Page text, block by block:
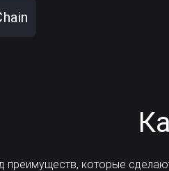
преимуществ, которые